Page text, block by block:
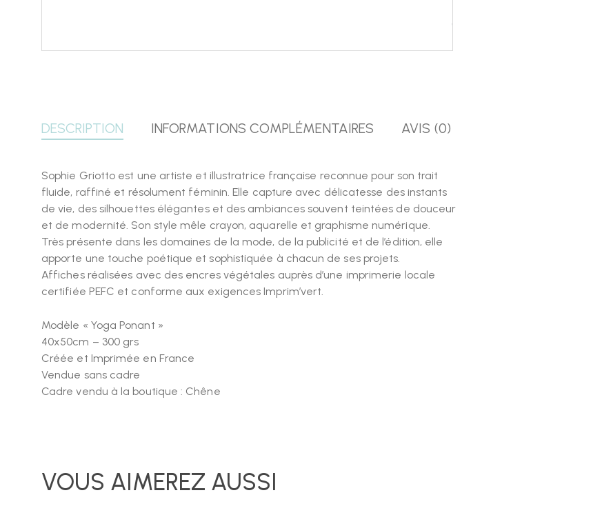
DESCRIPTION INFORMATIONS COMPLÉMENTAIRES AVIS (0)
Sophie Griotto est une artiste et illustratrice française reconnue pour son trait
fluide, raffiné et résolument féminin. Elle capture avec délicatesse des instants
de vie, des silhouettes élégantes et des ambiances souvent teintées de douceur
et de modernité. Son style mêle crayon, aquarelle et graphisme numérique.
Très présente dans les domaines de la mode, de la publicité et de l’édition, elle
apporte une touche poétique et sophistiquée à chacun de ses projets.
Affiches réalisées avec des encres végétales auprès d’une imprimerie locale
certifiée PEFC et conforme aux exigences Imprim’vert.
Modèle « Yoga Ponant »
40x50cm – 300 grs
Créée et Imprimée en France
Vendue sans cadre
Cadre vendu à la boutique : Chêne